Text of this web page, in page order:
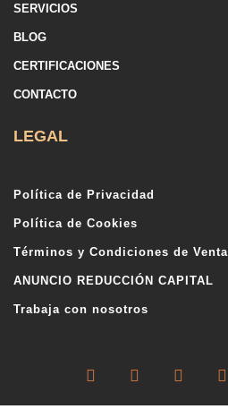
SERVICIOS
BLOG
CERTIFICACIONES
CONTACTO
LEGAL
Política de Privacidad
Política de Cookies
Términos y Condiciones de Venta
ANUNCIO REDUCCIÓN CAPITAL
Trabaja con nosotros